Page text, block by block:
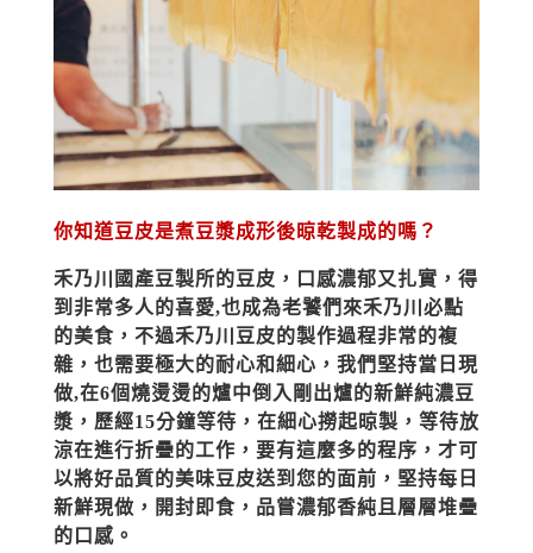
你知道豆皮是煮豆漿成形後晾乾製成的嗎？
禾乃川國產豆製所的豆皮，口感濃郁又扎實，得
到非常多人的喜愛,也成為老饕們來禾乃川必點
的美食，不過禾乃川豆皮的製作過程非常的複
雜，也需要極大的耐心和細心，我們堅持當日現
做,在6個燒燙燙的爐中倒入剛出爐的新鮮純濃豆
漿，歷經15分鐘等待，在細心撈起晾製，等待放
涼在進行折疊的工作，要有這麼多的程序，才可
以將好品質的美味豆皮送到您的面前，堅持每日
新鮮現做，開封即食，品嘗濃郁香純且層層堆疊
的口感。